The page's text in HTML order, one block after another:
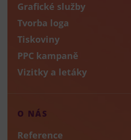
Grafické služby
Tvorba loga
Tiskoviny
PPC kampaně
Vizitky a letáky
O NÁS
Reference